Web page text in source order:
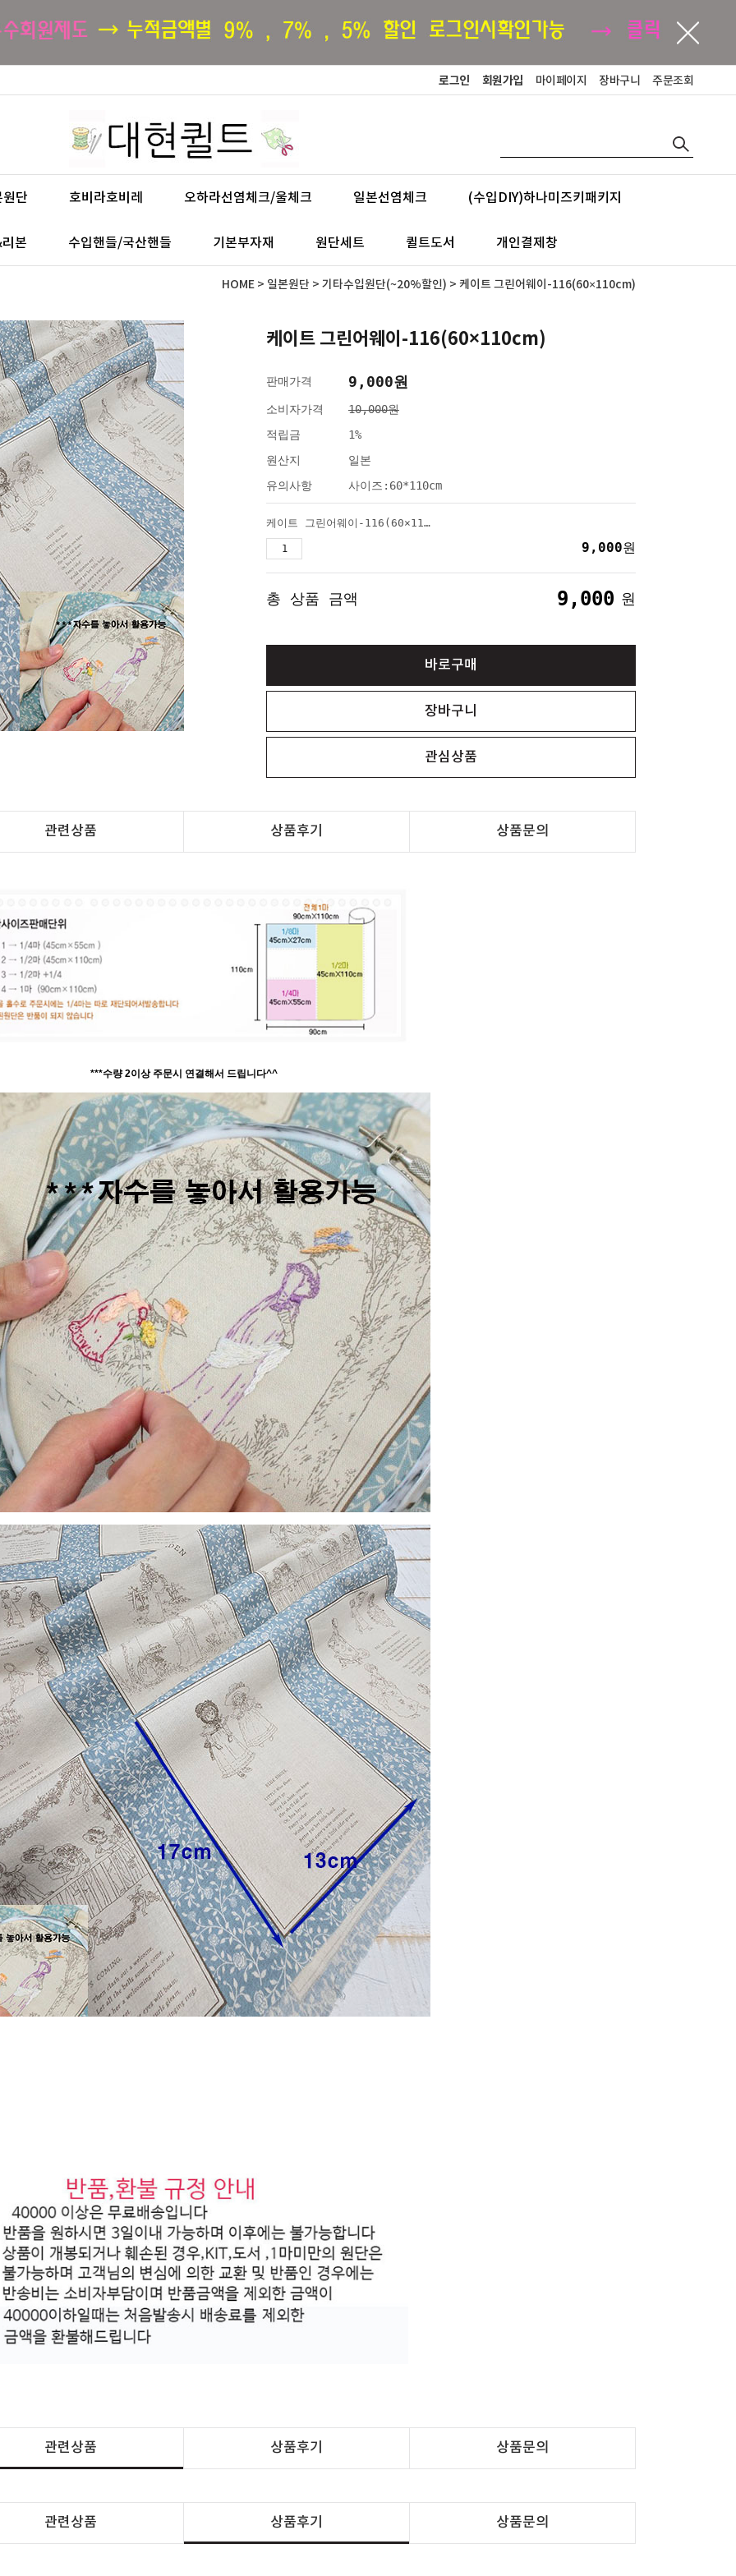
로그인 회원가입 마이페이지 장바구니 주문조회
원단 호비라호비레 오하라선염체크/울체크 일본선염체크 (수입DIY)하나미즈키패키지
본 수입핸들/국산핸들 기본부자재 원단세트 퀼트도서 개인결제창
HOME > 일본원단 > 기타수입원단(~20%할인) > 케이트 그린어웨이-116(60×110cm)
케이트 그린어웨이-116(60×110cm)
판매가격 9,000원
소비자가격
10,000원
적립금
1%
원산지
일본
유의사항
사이즈:60*110cm
케이트 그린어웨이-116(60×110cm)
9,000원
총 상품 금액 9,000 원
바로구매
장바구니
관심상품
관련상품 상품후기 상품문의
***수량 2이상 주문시 연결해서 드립니다^^
관련상품 상품후기 상품문의
관련상품 상품후기 상품문의